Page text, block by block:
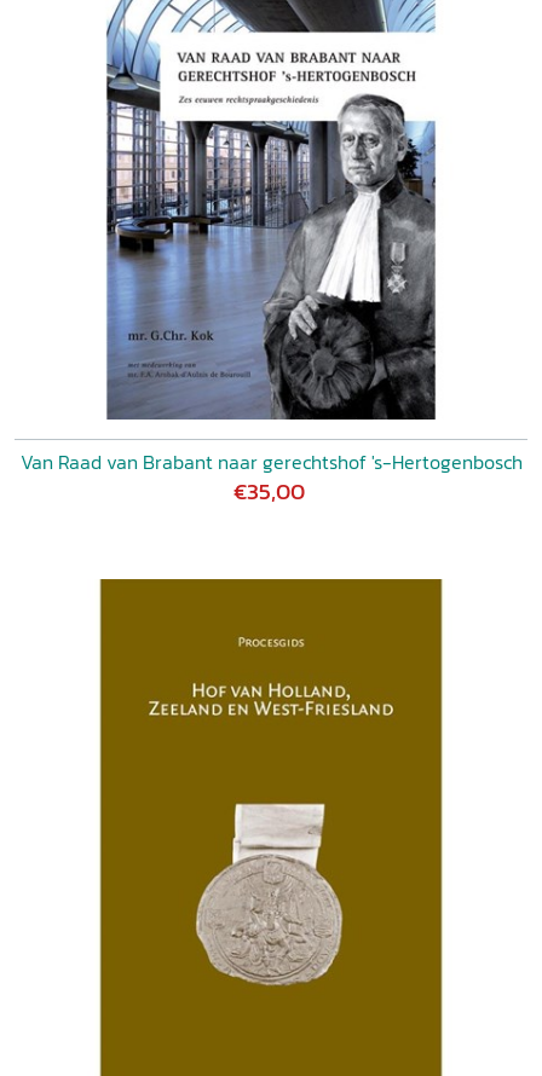
Van Raad van Brabant naar gerechtshof 's-Hertogenbosch
€35,00